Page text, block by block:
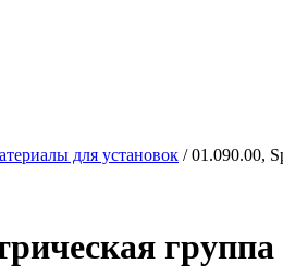
для установок / 01.090.00,